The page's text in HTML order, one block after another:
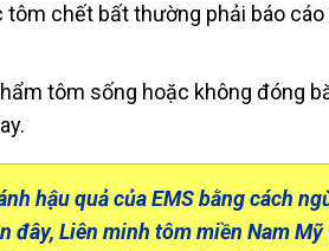
chết bất thường phải báo
tôm sống hoặc không đóng
hậu quả của EMS bằng cách
đây, Liên minh tôm miền Nam Mỹ